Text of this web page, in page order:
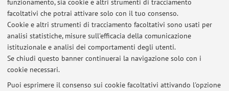
funzionamento, sia cookie e altri strumenti di tracciamento
facoltativi che potrai attivare solo con il tuo consenso.
Cookie e altri strumenti di tracciamento facoltativi sono usati per
analisi statistiche, misure sull'efficacia della comunicazione
istituzionale e analisi dei comportamenti degli utenti.
Se chiudi questo banner continuerai la navigazione solo con i
cookie necessari.
Puoi esprimere il consenso sui cookie facoltativi attivando l'opzione
Ingeneria Chimica, Civile, Ambientale e dei Materiali è volto
allo studio di formulazioni completamente biobased
utilizzando poliidrossialcanoati come matrice polimerica e
tannini derivanti dal legno di castagno come additivo
multifunzionale.